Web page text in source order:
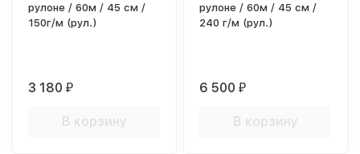
рулоне / 60м / 45 см /
150г/м (рул.)
3 180₽
В корзину
рулоне / 60м / 45 см /
240 г/м (рул.)
6 500₽
В корзину